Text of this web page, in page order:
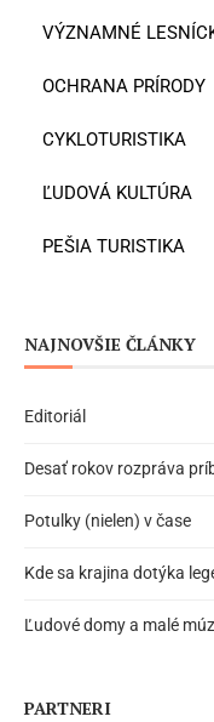
VÝZNAMNÉ
OCHRANA PRÍRODY
CYKLOTURISTIKA
ĽUDOVÁ KULTÚRA
PEŠIA TURISTIKA
NAJNOVŠIE ČLÁNKY
Editoriál
Desať rokov rozpráva
Potulky (nielen) v čase
Kde sa krajina dotýka
Ľudové domy a malé
PARTNERI